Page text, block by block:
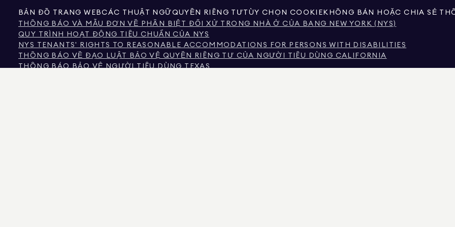
BẢN ĐỒ TRANG WEBCÁC THUẬT NGỮQUYỀN RIÊNG TƯTÙY CHỌN COOKIE KHÔNG BÁN HOẶC CHIA SẺ
THÔNG BÁO VÀ MẪU ĐƠN VỀ PHÂN BIỆT ĐỐI XỬ TRONG NHÀ Ở CỦA BANG NEW YORK (NYS)
QUY TRÌNH HOẠT ĐỘNG TIÊU CHUẨN CỦA NYS
NYS TENANTS' RIGHTS TO REASONABLE ACCOMMODATIONS FOR PERSONS WITH DISABILITIES
THÔNG BÁO VỀ ĐẠO LUẬT BẢO VỆ QUYỀN RIÊNG TƯ CỦA NGƯỜI TIÊU DÙNG CALIFORNIA
THÔNG BÁO BẢO VỆ NGƯỜI TIÊU DÙNG TEXAS